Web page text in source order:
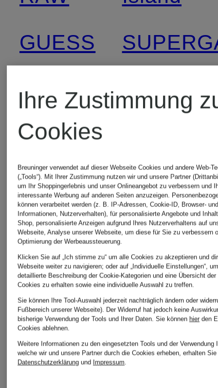
GUESS
HUGO
BOSS
Icebreaker
Jack
Wolfskin
JORDAN
LA
MARTINA
The
TOMMY
JEANS
UNDER
ARMOUR
Vaude
Ihre Zustimmung
Cookies
Breuninger verwendet auf dieser Webseite Cookies und andere Web-
(„Tools“). Mit Ihrer Zustimmung nutzen wir und unsere Partner
um Ihr Shoppingerlebnis und unser Onlineangebot zu verbessern und
interessante Werbung auf anderen Seiten anzuzeigen.
können verarbeitet werden (z. B. IP-Adressen, Cookie-ID, Browser-
Informationen, Nutzerverhalten), für personalisierte Angebote und
Shop, personalisierte Anzeigen aufgrund Ihres Nutzerverhaltens auf
Webseite, Analyse unserer Webseite, um diese für Sie zu verbessern
Optimierung der Werbeaussteuerung.
Klicken Sie auf „Ich stimme zu“ um alle Cookies zu akzeptieren und
Webseite weiter zu navigieren; oder auf „Individuelle Einstellungen“,
detaillierte Beschreibung der Cookie-Kategorien und eine Übersicht
Cookies zu erhalten sowie eine individuelle Auswahl zu treffen.
Sie können Ihre Tool-Auswahl jederzeit nachträglich ändern oder
Fußbereich unserer Webseite). Der Widerruf hat jedoch keine
bisherige Verwendung der Tools und Ihrer Daten. Sie können hier den
Cookies ablehnen.
Weitere Informationen zu den eingesetzten Tools und der Verwendung
welche wir und unsere Partner durch die Cookies erheben, erhalten
Datenschutzerklärung und Impressum.